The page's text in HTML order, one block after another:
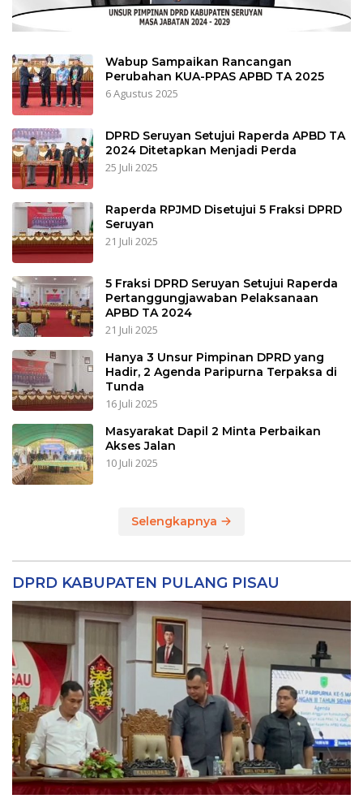
Wabup Sampaikan Rancangan
Perubahan KUA-PPAS APBD TA 2025
6 Agustus 2025
DPRD Seruyan Setujui Raperda APBD TA
2024 Ditetapkan Menjadi Perda
25 Juli 2025
Raperda RPJMD Disetujui 5 Fraksi DPRD
Seruyan
21 Juli 2025
5 Fraksi DPRD Seruyan Setujui Raperda
Pertanggungjawaban Pelaksanaan
APBD TA 2024
21 Juli 2025
Hanya 3 Unsur Pimpinan DPRD yang
Hadir, 2 Agenda Paripurna Terpaksa di
Tunda
16 Juli 2025
Masyarakat Dapil 2 Minta Perbaikan
Akses Jalan
10 Juli 2025
Selengkapnya
DPRD KABUPATEN PULANG PISAU